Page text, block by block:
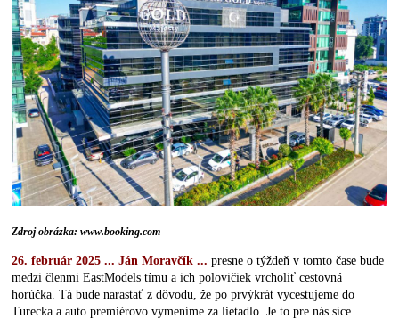
Zdroj obrázka: www.booking.com
26. február 2025 ... Ján Moravčík ...presne o týždeň v tomto čase bude
medzi členmi EastModels tímu a ich polovičiek vrcholiť cestovná
horúčka. Tá bude narastať z dôvodu, že po prvýkrát vycestujeme do
Turecka a auto premiérovo vymeníme za lietadlo. Je to pre nás síce